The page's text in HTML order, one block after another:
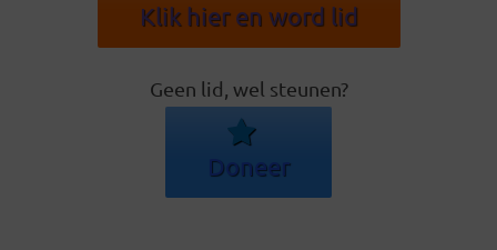
Klik hier en word lid
Geen lid, wel steunen?
Doneer